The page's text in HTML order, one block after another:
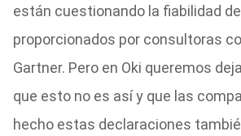
están cuestionando la fiabilidad
proporcionados por consultoras
Gartner. Pero en Oki queremos
que esto no es así y que las
hecho estas declaraciones